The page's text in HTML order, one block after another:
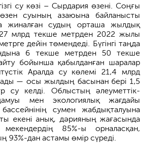
су көзі – Сырдария өзені. Соңғы
суының азаюына байланысты
жиналған судың орташа жылдық
млрд текше метрден 2022 жылы
дейін төмендеді. Бүгінгі таңда
6 текше метрден 50 текше
бойынша қабылданған шаралар
Аралда су көлемі 21,4 млрд
— осы жылдың басынан бері 1,5
су келді. Облыстың әлеуметтік-
мен экологиялық жағдайы
сумен жабдықталуына
екені анық, дәрияның жағасында
85%-ы орналасқан,
93%-дан астамы өмір сүреді.